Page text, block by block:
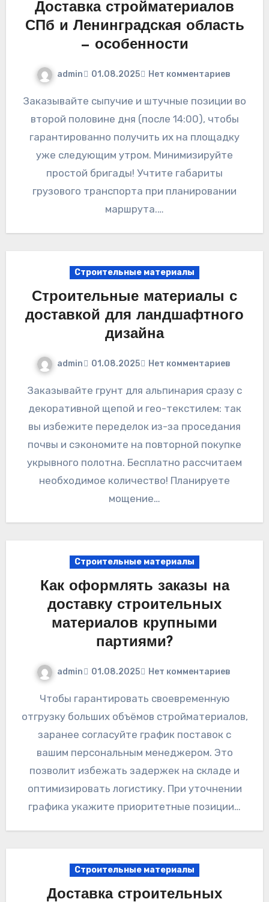
Доставка стройматериалов
СПб и Ленинградская область
— особенности
admin 01.08.2025 Нет комментариев
Заказывайте сыпучие и штучные позиции во
второй половине дня (после 14:00), чтобы
гарантированно получить их на площадку
уже следующим утром. Минимизируйте
простой бригады! Учтите габариты
грузового транспорта при планировании
маршрута.…
Строительные материалы
Строительные материалы с
доставкой для ландшафтного
дизайна
admin 01.08.2025 Нет комментариев
Заказывайте грунт для альпинария сразу с
декоративной щепой и гео-текстилем: так
вы избежите переделок из-за проседания
почвы и сэкономите на повторной покупке
укрывного полотна. Бесплатно рассчитаем
необходимое количество! Планируете
мощение…
Строительные материалы
Как оформлять заказы на
доставку строительных
материалов крупными
партиями?
admin 01.08.2025 Нет комментариев
Чтобы гарантировать своевременную
отгрузку больших объёмов стройматериалов,
заранее согласуйте график поставок с
вашим персональным менеджером. Это
позволит избежать задержек на складе и
оптимизировать логистику. При уточнении
графика укажите приоритетные позиции…
Строительные материалы
Доставка строительных